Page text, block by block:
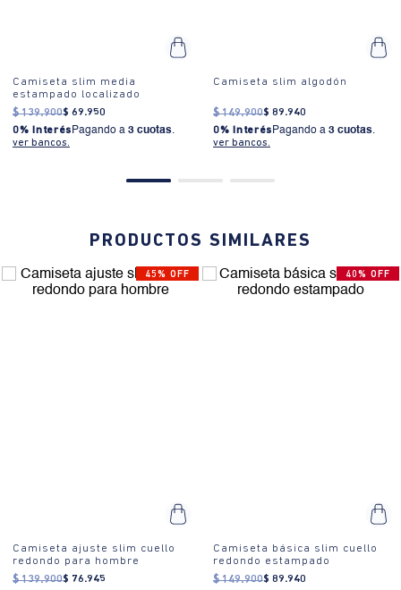
Camiseta slim media
estampado localizado
$ 139.900$ 69.950
0% Interés Pagando a 3 cuotas.
ver bancos.
Camiseta slim algodón
$ 149.900$ 89.940
0% Interés Pagando a 3 cuotas.
ver bancos.
PRODUCTOS SIMILARES
45% OFF
Camiseta ajuste slim cuello
redondo para hombre
$ 139.900$ 76.945
40% OFF
Camiseta básica slim cuello
redondo estampado
$ 149.900$ 89.940